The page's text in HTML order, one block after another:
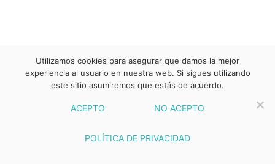
Utilizamos cookies para asegurar que damos la mejor
experiencia al usuario en nuestra web. Si sigues utilizando
este sitio asumiremos que estás de acuerdo.
ACEPTO NO ACEPTO
POLÍTICA DE PRIVACIDAD